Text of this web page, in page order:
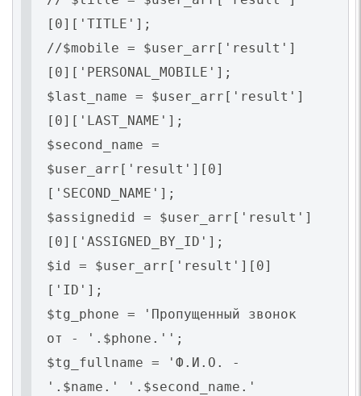
[0]['TITLE'];
//$mobile = $user_arr['result']
[0]['PERSONAL_MOBILE'];
$last_name = $user_arr['result']
[0]['LAST_NAME'];
$second_name =
$user_arr['result'][0]
['SECOND_NAME'];
$assignedid = $user_arr['result']
[0]['ASSIGNED_BY_ID'];
$id = $user_arr['result'][0]
['ID'];
$tg_phone = 'Пропущенный звонок
от - '.$phone.'';
$tg_fullname = 'Ф.И.О. -
'.$name.' '.$second_name.'